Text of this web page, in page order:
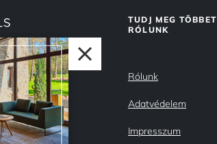
TUDJ MEG TÖBBET
RÓLUNK
Rólunk
Adatvédelem
Impresszum